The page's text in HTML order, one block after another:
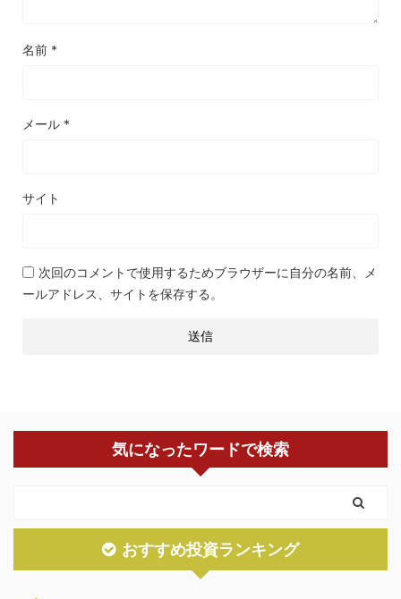
名前 *
メール *
サイト
次回のコメントで使用するためブラウザーに自分の名前、メ
ールアドレス、サイトを保存する。
気になったワードで検索
おすすめ投資ランキング